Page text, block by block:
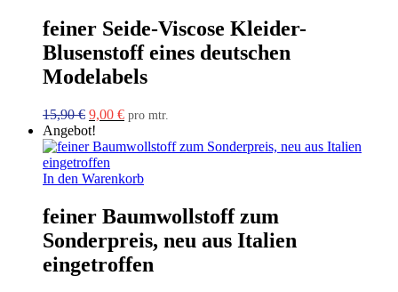
feiner Seide-Viscose Kleider-
Blusenstoff eines deutschen
Modelabels
15,90€ Ursprünglicher
Preis
war:
15,90 €
9,00 €Aktueller
ist:
pro mtr.
Angebot!
In den Warenkorb
feiner Baumwollstoff zum
Sonderpreis, neu aus Italien
eingetroffen